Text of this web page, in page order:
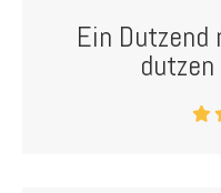
Ein Dutzend